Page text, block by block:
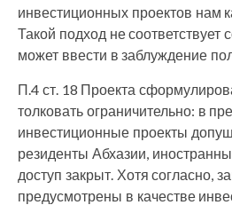
инвестиционных проектов нам
Такой подход не
может ввести в заблуждение
П.4 ст. 18 Проекта
толковать ограничительно: в
инвестиционные проекты
резиденты Абхазии,
доступ закрыт. Хотя согласно,
предусмотрены в качестве